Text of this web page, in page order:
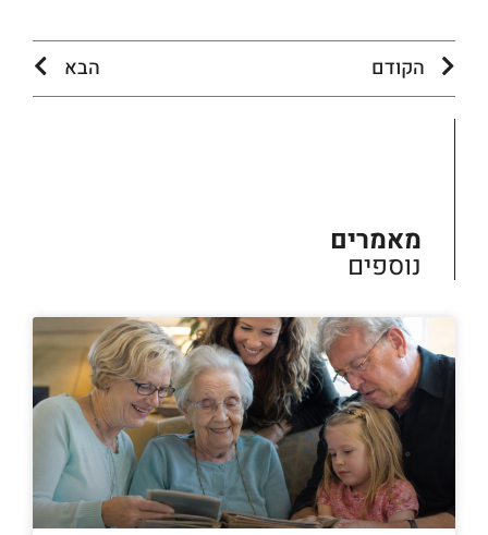
הקודם הבא
מאמרים
נוספים